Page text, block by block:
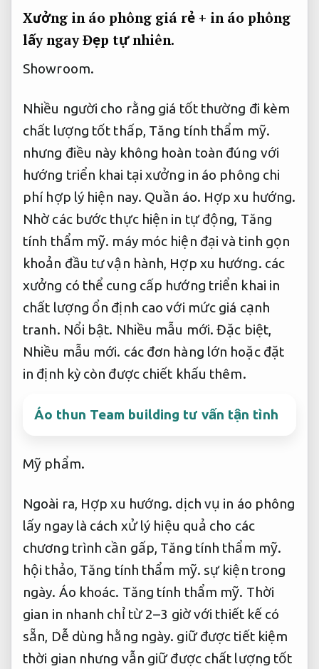
Xưởng in áo phông giá rẻ + in áo phông
lấy ngayĐẹp tự nhiên.
Showroom.
Nhiều người cho rằng giá tốt thường đi kèm
chất lượng tốt thấp, Tăng tính thẩm mỹ.
nhưng điều này không hoàn toàn đúng với
hướng triển khai tại xưởng in áo phông chi
phí hợp lý hiện nay. Quần áo. Hợp xu hướng.
Nhờ các bước thực hiện in tự động, Tăng
tính thẩm mỹ. máy móc hiện đại và tinh gọn
khoản đầu tư vận hành, Hợp xu hướng. các
xưởng có thể cung cấp hướng triển khai in
chất lượng ổn định cao với mức giá cạnh
tranh. Nổi bật. Nhiều mẫu mới. Đặc biệt,
Nhiều mẫu mới. các đơn hàng lớn hoặc đặt
in định kỳ còn được chiết khấu thêm.
Áo thun Team building tư vấn tận tình
Mỹ phẩm.
Ngoài ra, Hợp xu hướng. dịch vụ in áo phông
lấy ngay là cách xử lý hiệu quả cho các
chương trình cần gấp, Tăng tính thẩm mỹ.
hội thảo, Tăng tính thẩm mỹ. sự kiện trong
ngày. Áo khoác. Tăng tính thẩm mỹ. Thời
gian in nhanh chỉ từ 2–3 giờ với thiết kế có
sẵn, Dễ dùng hằng ngày. giữ được tiết kiệm
thời gian nhưng vẫn giữ được chất lượng tốt